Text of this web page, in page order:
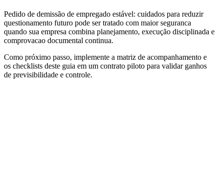
Pedido de demissão de empregado estável: cuidados para reduzir
questionamento futuro pode ser tratado com maior seguranca
quando sua empresa combina planejamento, execução disciplinada e
comprovacao documental continua.
Como próximo passo, implemente a matriz de acompanhamento e
os checklists deste guia em um contrato piloto para validar ganhos
de previsibilidade e controle.